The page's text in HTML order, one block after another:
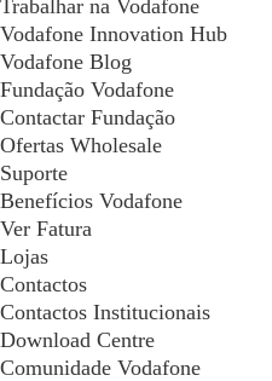
Trabalhar na Vodafone
Vodafone Innovation Hub
Vodafone Blog
Fundação Vodafone
Contactar Fundação
Ofertas Wholesale
Suporte
Benefícios Vodafone
Ver Fatura
Lojas
Contactos
Contactos Institucionais
Download Centre
Comunidade Vodafone